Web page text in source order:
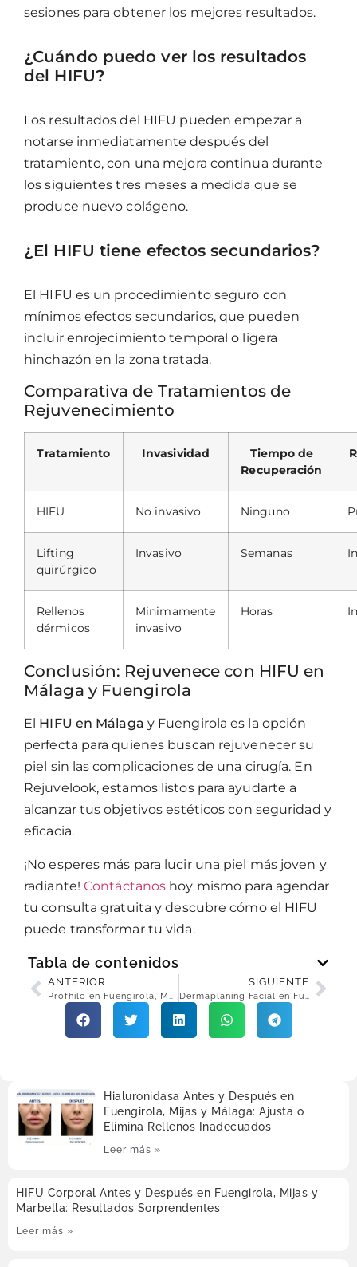
sesiones para obtener los mejores resultados.
¿Cuándo puedo ver los resultados
del HIFU?
Los resultados del HIFU pueden empezar a
notarse inmediatamente después del
tratamiento, con una mejora continua durante
los siguientes tres meses a medida que se
produce nuevo colágeno.
¿El HIFU tiene efectos secundarios?
El HIFU es un procedimiento seguro con
mínimos efectos secundarios, que pueden
incluir enrojecimiento temporal o ligera
hinchazón en la zona tratada.
Comparativa de Tratamientos de
Rejuvenecimiento
Tratamiento Invasividad
Tiempo de
Recuperación
HIFU No invasivo Ninguno
Lifting
quirúrgico
Invasivo Semanas
Rellenos
dérmicos
Minimamente
invasivo
Horas
Conclusión: Rejuvenece con HIFU en
Málaga y Fuengirola
El HIFU en Málaga y Fuengirola es la opción
perfecta para quienes buscan rejuvenecer su
piel sin las complicaciones de una cirugía. En
Rejuvelook, estamos listos para ayudarte a
alcanzar tus objetivos estéticos con seguridad y
eficacia.
¡No esperes más para lucir una piel más joven y
radiante! Contáctanos hoy mismo para agendar
tu consulta gratuita y descubre cómo el HIFU
puede transformar tu vida.
Tabla de contenidos
ANTERIOR
Profhilo en Fuengirola, Málaga y Benalmádena: Bioremodela tu Piel sin Cirugías
SIGUIENTE
Dermaplaning Facial en Fuengirola, Málaga y Benalmádena: Luce una Piel de Porcelana
Hialuronidasa Antes y Después en
Fuengirola, Mijas y Málaga: Ajusta o
Elimina Rellenos Inadecuados
Leer más »
HIFU Corporal Antes y Después en Fuengirola, Mijas y
Marbella: Resultados Sorprendentes
Leer más »